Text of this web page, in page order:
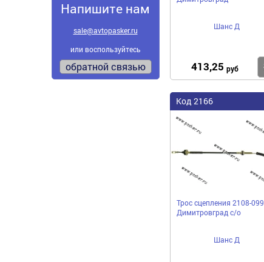
Напишите нам
sale@avtopasker.ru
или воспользуйтесь
обратной связью
Шанс Д
413,25 руб
Код 2166
Трос сцепления 2108-099
Димитровград с/о
Шанс Д